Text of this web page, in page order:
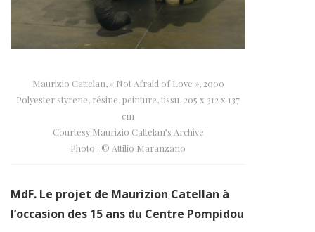
Maurizio Cattelan, « Not Afraid of Love », 2000
Polyester styrene, résine, peinture, tissu, 205 x 312 x 137
cm
Courtesy Maurizio Cattelan’s Archive
Photo : © Attilio Maranzano
MdF. Le projet de Maurizion Catellan à
l’occasion des 15 ans du Centre Pompidou